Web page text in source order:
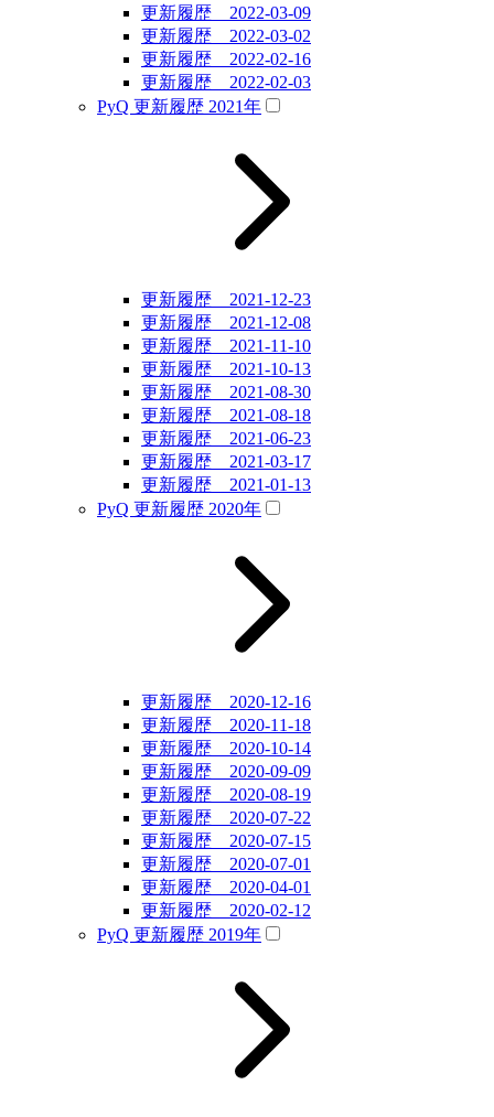
更新履歴 2022-03-09
更新履歴 2022-03-02
更新履歴 2022-02-16
更新履歴 2022-02-03
PyQ 更新履歴 2021年
更新履歴 2021-12-23
更新履歴 2021-12-08
更新履歴 2021-11-10
更新履歴 2021-10-13
更新履歴 2021-08-30
更新履歴 2021-08-18
更新履歴 2021-06-23
更新履歴 2021-03-17
更新履歴 2021-01-13
PyQ 更新履歴 2020年
更新履歴 2020-12-16
更新履歴 2020-11-18
更新履歴 2020-10-14
更新履歴 2020-09-09
更新履歴 2020-08-19
更新履歴 2020-07-22
更新履歴 2020-07-15
更新履歴 2020-07-01
更新履歴 2020-04-01
更新履歴 2020-02-12
PyQ 更新履歴 2019年